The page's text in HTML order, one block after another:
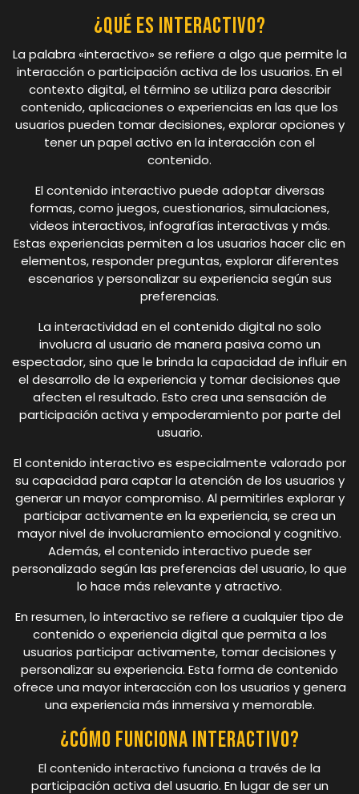
¿Qué es interactivo?
La palabra «interactivo» se refiere a algo que permite la
interacción o participación activa de los usuarios. En el
contexto digital, el término se utiliza para describir
contenido, aplicaciones o experiencias en las que los
usuarios pueden tomar decisiones, explorar opciones y
tener un papel activo en la interacción con el
contenido.
El contenido interactivo puede adoptar diversas
formas, como juegos, cuestionarios, simulaciones,
videos interactivos, infografías interactivas y más.
Estas experiencias permiten a los usuarios hacer clic en
elementos, responder preguntas, explorar diferentes
escenarios y personalizar su experiencia según sus
preferencias.
La interactividad en el contenido digital no solo
involucra al usuario de manera pasiva como un
espectador, sino que le brinda la capacidad de influir en
el desarrollo de la experiencia y tomar decisiones que
afecten el resultado. Esto crea una sensación de
participación activa y empoderamiento por parte del
usuario.
El contenido interactivo es especialmente valorado por
su capacidad para captar la atención de los usuarios y
generar un mayor compromiso. Al permitirles explorar y
participar activamente en la experiencia, se crea un
mayor nivel de involucramiento emocional y cognitivo.
Además, el contenido interactivo puede ser
personalizado según las preferencias del usuario, lo que
lo hace más relevante y atractivo.
En resumen, lo interactivo se refiere a cualquier tipo de
contenido o experiencia digital que permita a los
usuarios participar activamente, tomar decisiones y
personalizar su experiencia. Esta forma de contenido
ofrece una mayor interacción con los usuarios y genera
una experiencia más inmersiva y memorable.
¿Cómo funciona interactivo?
El contenido interactivo funciona a través de la
participación activa del usuario. En lugar de ser un